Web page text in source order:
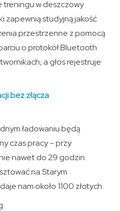
treningu w deszczowy
zapewnią studyjną jakość
przestrzenne z pomocą
o protokół Bluetooth
a głos rejestruje
bez złącza
ładowaniu będą
czas pracy – przy
nawet do 29 godzin.
na Starym
nam około 1100 złotych.